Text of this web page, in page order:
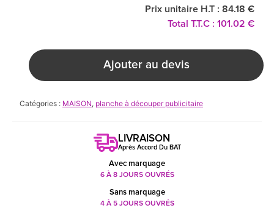
Prix unitaire H.T : 84.18 €
Total T.T.C : 101.02 €
Ajouter au devis
Catégories : MAISON, planche à découper publicitaire
LIVRAISON
Après Accord Du BAT
Avec marquage
6 À 8 JOURS OUVRÉS
Sans marquage
4 À 5 JOURS OUVRÉS